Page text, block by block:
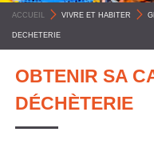
C
O
M
U
N
ACCUEIL VIVRE ET HABITER
DECHETERIE
OBTENIR SA
DÉCHÈTERIE